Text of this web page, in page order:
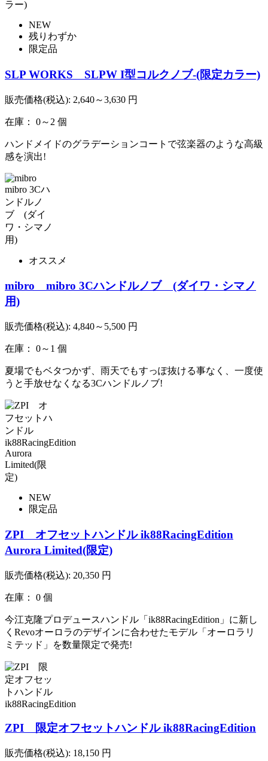
NEW
残りわずか
限定品
SLP WORKS SLPW I型コルクノブ-(限定カラー)
販売価格(税込): 2,640～3,630 円
在庫： 0～2 個
ハンドメイドのグラデーションコートで弦楽器のような高級
感を演出!
オススメ
mibro mibro 3Cハンドルノブ (ダイワ・シマノ
用)
販売価格(税込): 4,840～5,500 円
在庫： 0～1 個
夏場でもベタつかず、雨天でもすっぽ抜ける事なく、一度使
うと手放せなくなる3Cハンドルノブ!
NEW
限定品
ZPI オフセットハンドル ik88RacingEdition
Aurora Limited(限定)
販売価格(税込): 20,350 円
在庫： 0 個
今江克隆プロデュースハンドル「ik88RacingEdition」に新し
くRevoオーロラのデザインに合わせたモデル「オーロラリ
ミテッド」を数量限定で発売!
ZPI 限定オフセットハンドル ik88RacingEdition
販売価格(税込): 18,150 円